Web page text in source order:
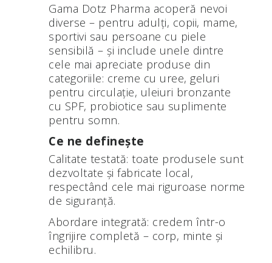
Gama Dotz Pharma acoperă nevoi
diverse – pentru adulți, copii, mame,
sportivi sau persoane cu piele
sensibilă – și include unele dintre
cele mai apreciate produse din
categoriile: creme cu uree, geluri
pentru circulație, uleiuri bronzante
cu SPF, probiotice sau suplimente
pentru somn.
Ce ne definește
Calitate testată: toate produsele sunt
dezvoltate și fabricate local,
respectând cele mai riguroase norme
de siguranță.
Abordare integrată: credem într-o
îngrijire completă – corp, minte și
echilibru.